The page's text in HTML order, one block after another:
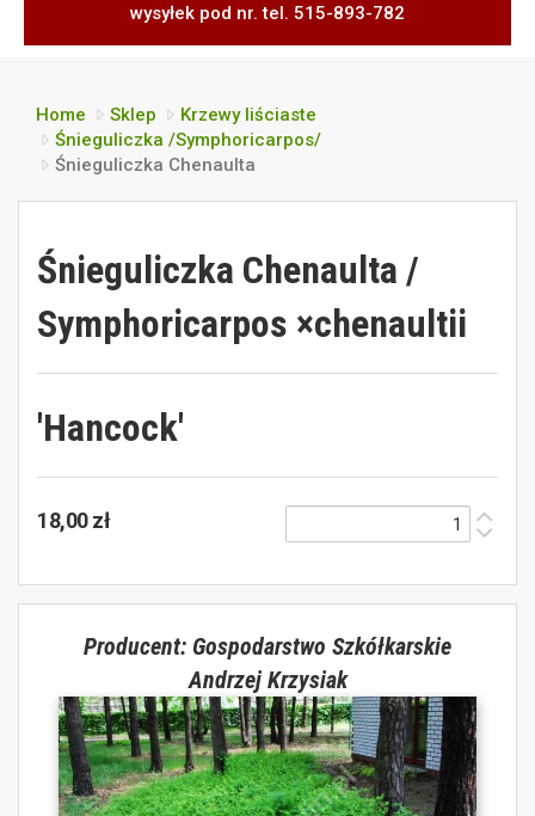
wysyłek pod nr. tel. 515-893-782
Home Sklep
Krzewy liściaste
Śnieguliczka /Symphoricarpos/
Śnieguliczka Chenaulta
Śnieguliczka Chenaulta /
Symphoricarpos ×chenaultii
'Hancock'
18,00 zł
Producent: Gospodarstwo Szkółkarskie
Andrzej Krzysiak